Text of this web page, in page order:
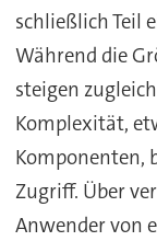
schließlich Teil
Während die
steigen
Komplexität,
Komponenten,
Zugriff. Über
Anwender von